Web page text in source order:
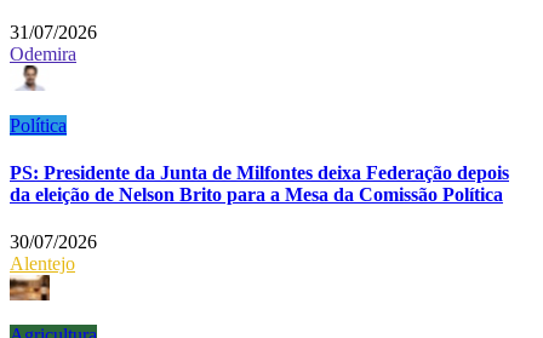
31/07/2026
Odemira
Política
PS: Presidente da Junta de Milfontes deixa Federação depois
da eleição de Nelson Brito para a Mesa da Comissão Política
30/07/2026
Alentejo